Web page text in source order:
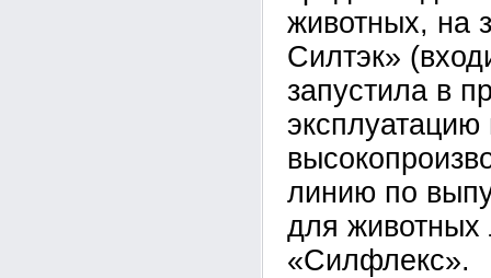
животных, на
Силтэк»
запустила в
линию по
для животных
«Силфлекс».